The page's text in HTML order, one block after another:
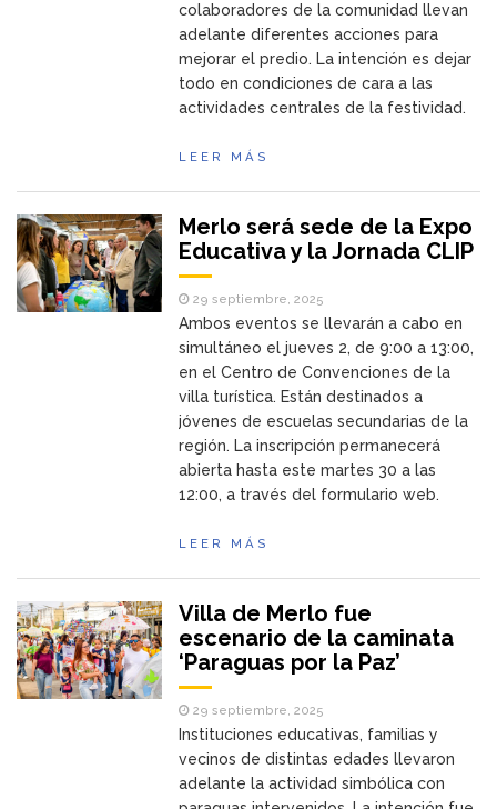
colaboradores de la comunidad llevan
adelante diferentes acciones para
mejorar el predio. La intención es dejar
todo en condiciones de cara a las
actividades centrales de la festividad.
LEER MÁS
Merlo será sede de la Expo
Educativa y la Jornada CLIP
29 septiembre, 2025
Ambos eventos se llevarán a cabo en
simultáneo el jueves 2, de 9:00 a 13:00,
en el Centro de Convenciones de la
villa turística. Están destinados a
jóvenes de escuelas secundarias de la
región. La inscripción permanecerá
abierta hasta este martes 30 a las
12:00, a través del formulario web.
LEER MÁS
Villa de Merlo fue
escenario de la caminata
‘Paraguas por la Paz’
29 septiembre, 2025
Instituciones educativas, familias y
vecinos de distintas edades llevaron
adelante la actividad simbólica con